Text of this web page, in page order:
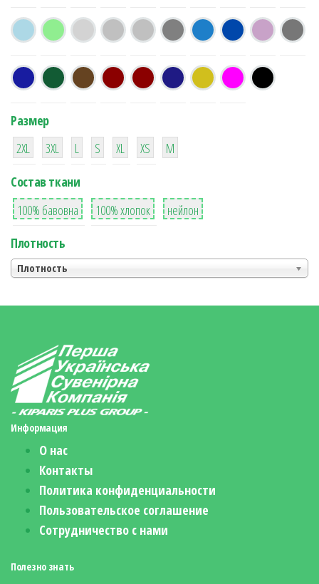
Размер
38
2XL
16
3XL
42
L
42
S
42
XL XS
М
Состав ткани
8
100% бавовна
36
100% хлопок
2
нейлон
Плотность
Плотность
Информация
О нас
Контакты
Политика конфиденциальности
Пользовательское соглашение
Сотрудничество с нами
Полезно знать